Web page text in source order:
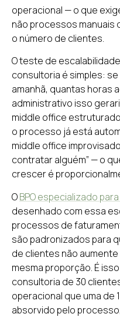
operacional — o que
não processos manuais
o número de clientes.
O teste de
consultoria é simples:
amanhã, quantas horas
administrativo isso
middle office
o processo já está
middle office
contratar alguém” — o
crescer é
OBPO especializado
desenhado com essa
processos de
são padronizados para
de clientes não
mesma proporção. É
consultoria de 30
operacional que uma de
absorvido pelo